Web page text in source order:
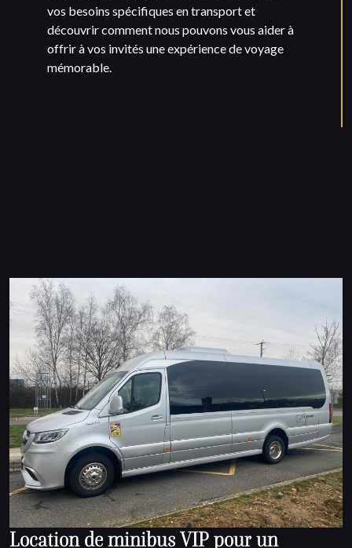
vos besoins spécifiques en transport et
découvrir comment nous pouvons vous aider à
offrir à vos invités une expérience de voyage
mémorable.
Location de minibus VIP pour un